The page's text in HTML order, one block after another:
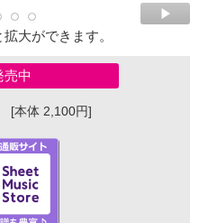
大ができます。
売中
[本体 2,100円]